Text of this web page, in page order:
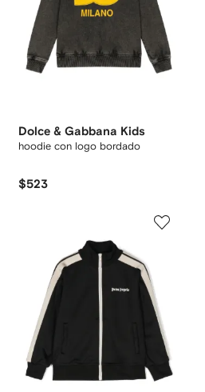
Dolce & Gabbana Kids
hoodie con logo bordado
$523